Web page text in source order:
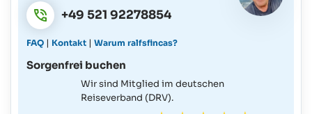
+49 521 92278854
FAQ | Kontakt | Warum ralfsfincas?
Sorgenfrei buchen
Wir sind Mitglied im deutschen
Reiseverband (DRV).